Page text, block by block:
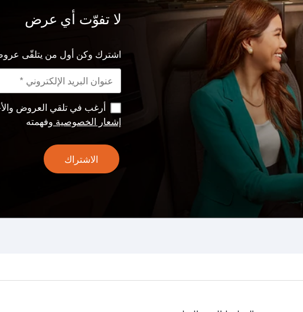
لا تفوّت أي عرض
اشترك وكن أول من يتلقّى
أرغب في تلقي العروض
إشعار الخصوصية وفهمته
الاشتراك